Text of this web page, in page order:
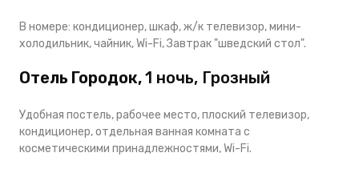
В номере: кондиционер, шкаф, ж/к телевизор, мини-
холодильник, чайник, Wi-Fi, Завтрак "шведский стол".
Отель Городок,1 ночь, Грозный
Удобная постель, рабочее место, плоский телевизор,
кондиционер, отдельная ванная комната с
косметическими принадлежностями, Wi-Fi.